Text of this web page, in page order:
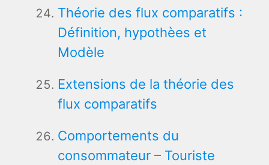
Théorie des flux comparatifs :
Définition, hypothèes et
Modèle
Extensions de la théorie des
flux comparatifs
Comportements du
consommateur – Touriste